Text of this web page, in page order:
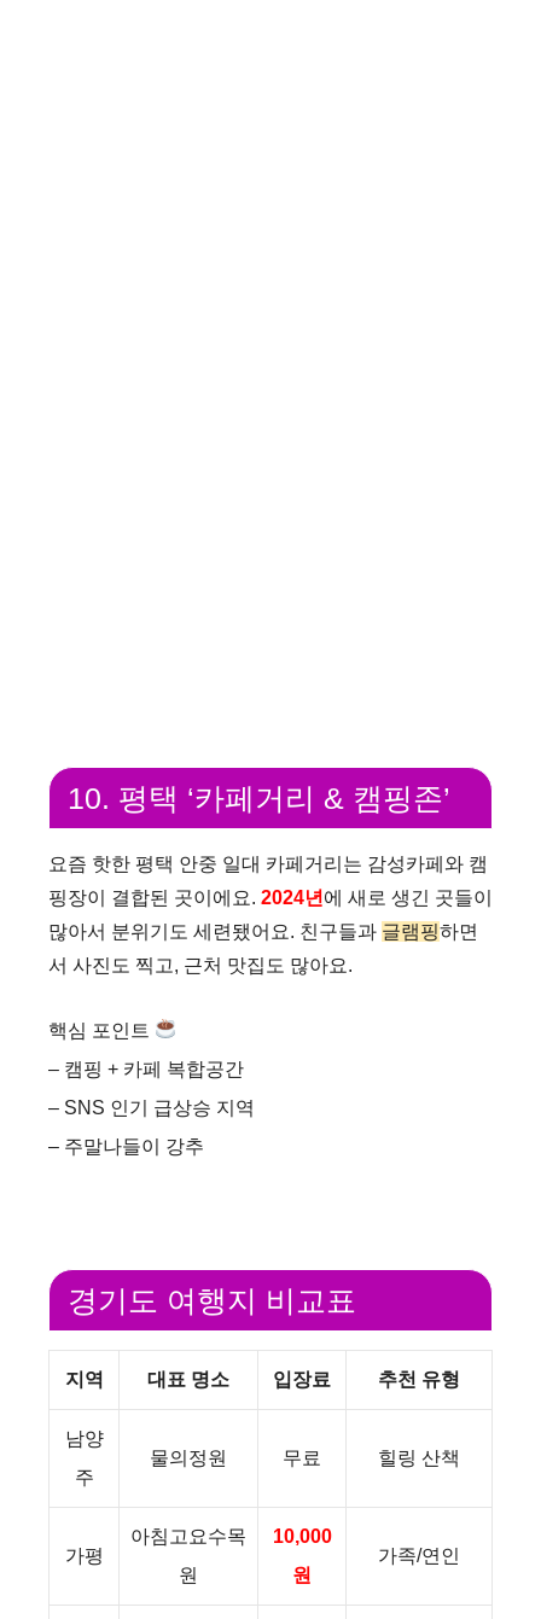
10. 평택 ‘카페거리 & 캠핑존’
요즘 핫한 평택 안중 일대 카페거리는 감성카페와 캠
핑장이 결합된 곳이에요. 2024년 에 새로 생긴 곳들이
많아서 분위기도 세련됐어요. 친구들과 글램핑하면
서 사진도 찍고, 근처 맛집도 많아요.
핵심 포인트
– 캠핑 + 카페 복합공간
– SNS 인기 급상승 지역
– 주말나들이 강추
경기도 여행지 비교표
지역 대표 명소 입장료 추천 유형
남양
주
물의정원 무료 힐링 산책
가평
아침고요수목
원
10,000
원
가족/연인